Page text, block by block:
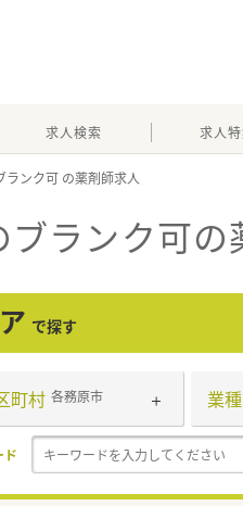
求人検索 求人
ランク可
ブランク可の
で探す
町村 各務原市 業種
ド